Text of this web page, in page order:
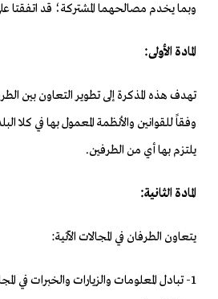
وبما يخدم مصالحهما المشتركة؛ قد اتفقتا
المادة الأولى:
تهدف هذه المذكرة إلى تطوير التعاون بين
وفقاً للقوانين والأنظمة المعمول بها في كلا
يلتزم بها أي من الطرفين.
المادة الثانية:
يتعاون الطرفان في المجالات الآتية:
1- تبادل المعلومات والزيارات والخبرات في